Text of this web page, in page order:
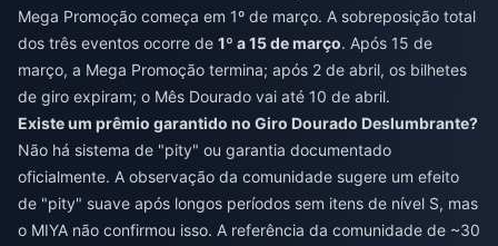
Mega Promoção começa em 1º de março. A sobreposição total
dos três eventos ocorre de 1º a 15 de março. Após 15 de
março, a Mega Promoção termina; após 2 de abril, os bilhetes
de giro expiram; o Mês Dourado vai até 10 de abril.
Existe um prêmio garantido no Giro Dourado Deslumbrante?
Não há sistema de "pity" ou garantia documentado
oficialmente. A observação da comunidade sugere um efeito
de "pity" suave após longos períodos sem itens de nível S, mas
o MIYA não confirmou isso. A referência da comunidade de ~30